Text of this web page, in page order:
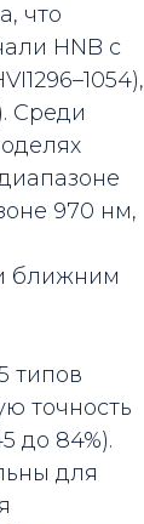
что
HNB с
Среди
970 нм,
ближним
типов
точность
до 84%).
для